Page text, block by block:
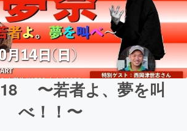
〜若者よ、夢を叫
べ！！〜